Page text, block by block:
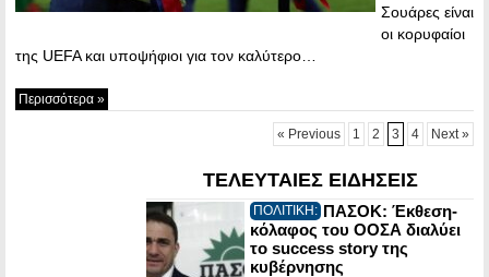
Σουάρες είναι
οι κορυφαίοι
της UEFA και υποψήφιοι για τον καλύτερο…
Περισσότερα »
« Previous 1 2 3 4 Next »
ΤΕΛΕΥΤΑΙΕΣ ΕΙΔΗΣΕΙΣ
ΠΟΛΙΤΙΚΗ: ΠΑΣΟΚ: Έκθεση-
κόλαφος του ΟΟΣΑ διαλύει
το success story της
κυβέρνησης